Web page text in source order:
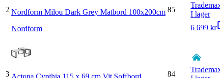
2 Nordform Milou Dark Grey Matbord 100x200cm
Nordform
85
I lager
6 699 kr
3 Actona Cynthia 115 x 69 cm Vit Soffbord 84